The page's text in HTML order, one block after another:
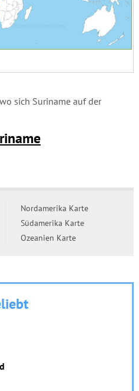
sich Suriname auf der
Nordamerika Karte
Südamerika Karte
Ozeanien Karte